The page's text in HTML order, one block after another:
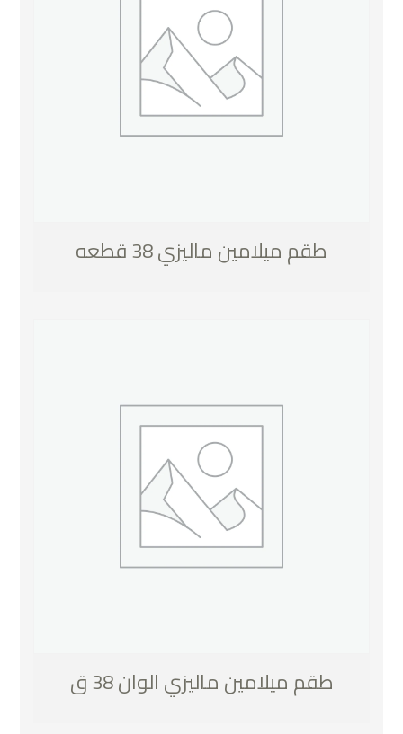
طقم ميلامين ماليزي 38 قطعه
طقم ميلامين ماليزي الوان 38 ق